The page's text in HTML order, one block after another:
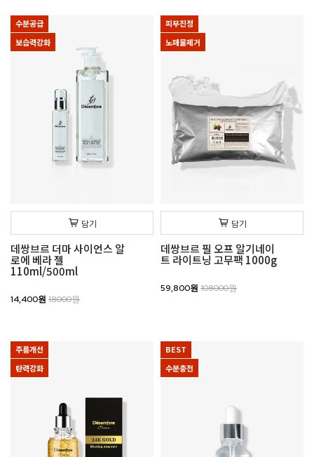
수분공급
보습력강화
담기
데쌍브르 더마 사이언스 알
로에 베라 젤
110ml/500ml
14,400원 18000원
피부진정
노폐물제거
담기
데쌍브르 필 오프 알기네이
트 라이트닝 고무팩 1000g
59,800원 108000원
주름개선
탄력강화
BEST
수분충전